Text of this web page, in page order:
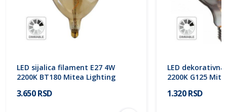
LED sijalica filament E27 4W
2200K BT180 Mitea Lighting
3.650 RSD
LED dekorativna
2200K G125
1.320 RSD